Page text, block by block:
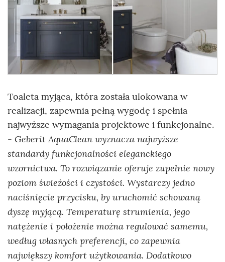
Toaleta myjąca, która została ulokowana w
realizacji, zapewnia pełną wygodę i spełnia
najwyższe wymagania projektowe i funkcjonalne.
- Geberit AquaClean wyznacza najwyższe
standardy funkcjonalności eleganckiego
wzornictwa. To rozwiązanie oferuje zupełnie nowy
poziom świeżości i czystości. Wystarczy jedno
naciśnięcie przycisku, by uruchomić schowaną
dyszę myjącą. Temperaturę strumienia, jego
natężenie i położenie można regulować samemu,
według własnych preferencji, co zapewnia
największy komfort użytkowania. Dodatkowo